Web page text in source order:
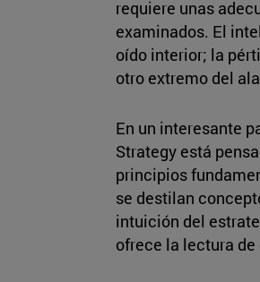
requiere unas
examinados. El
oído interior; la
otro extremo del
En un interesante
Strategy está
principios
se destilan
intuición del
ofrece la lectura de